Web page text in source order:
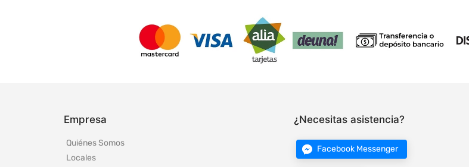
Empresa
Quiénes Somos
Locales
¿Necesitas asistencia?
Facebook Messenger